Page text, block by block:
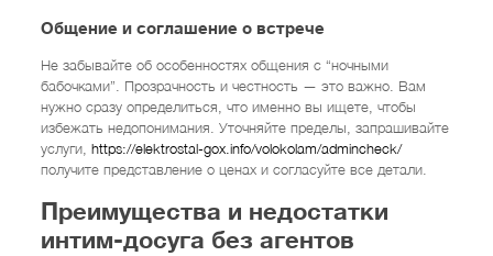
Общение и соглашение о встрече
Не забывайте об особенностях общения с “ночными
бабочками”. Прозрачность и честность — это важно. Вам
нужно сразу определиться, что именно вы ищете, чтобы
избежать недопонимания. Уточняйте пределы, запрашивайте
услуги, https://elektrostal-gox.info/volokolam/admincheck/
получите представление о ценах и согласуйте все детали.
Преимущества и недостатки
интим-досуга без агентов